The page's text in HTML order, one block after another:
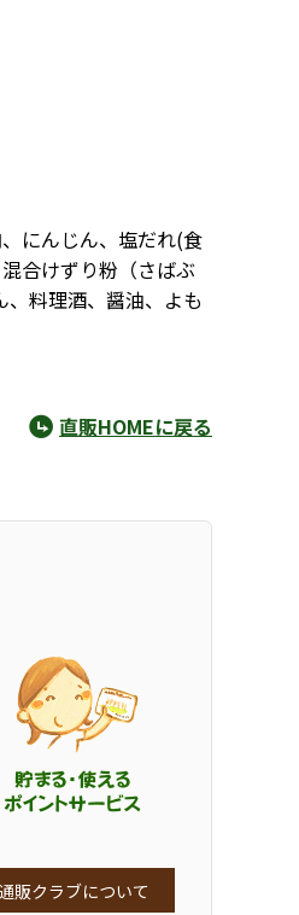
にんじん、塩だれ(食
合けずり粉（さばぶ
料理酒、醤油、よも
直販HOMEに戻る
販クラブについて